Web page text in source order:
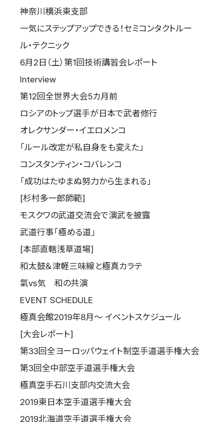
神奈川横浜東支部
一気にステップアップできる！セミコンタクトルー
ル・テクニック
6月2日（土）第1回技術講習会レポート
Interview
第12回全世界大会5カ月前
ロシアのトップ選手が日本で武者修行
オレクサンダー・イエロメンコ
「ルール改定が私自身をも変えた」
コンスタンティン・コバレンコ
「成功はたゆまぬ努力から生まれる」
[杉村多一郎師範]
モスクワの武道交流会で演武を披露
武道行事「極める道」
[本部直轄浅草道場]
和太鼓＆津軽三味線と極真カラテ
氣vs気 和の共演
EVENT SCHEDULE
極真会館2019年8月～ イベントスケジュール
[大会レポート]
第33回全ヨーロッパウェイト制空手道選手権大会
第3回全中部空手道選手権大会
極真空手石川支部内交流大会
2019東日本空手道選手権大会
2019北海道空手道選手権大会